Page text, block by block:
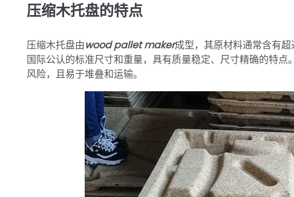
压缩木托盘的特点
压缩木托盘由wood pallet maker成型，其原材料通常含有
国际公认的标准尺寸和重量，具有质量稳定、尺寸精确的特
风险，且易于堆叠和运输。